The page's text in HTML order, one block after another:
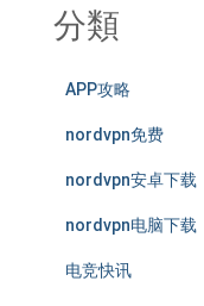
分類
APP攻略
nordvpn免费
nordvpn安卓下载
nordvpn电脑下载
电竞快讯